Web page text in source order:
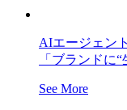
AIエージェン
「ブランドに
See More